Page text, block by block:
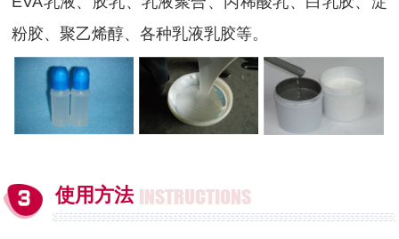
粉胶、聚乙烯醇、各种乳液乳胶等。
使用方法 INSTRUCTIONS